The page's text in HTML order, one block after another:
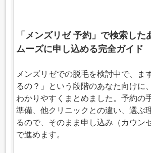
「メンズリゼ 予約」で検索し
ムーズに申し込める完全ガイド
メンズリゼでの脱毛を検討中で、ま
るの？」という段階のあなた向けに
わかりやすくまとめました。予約の
準備、他クリニックとの違い、選ぶ
るので、そのまま申し込み（カウン
で進めます。